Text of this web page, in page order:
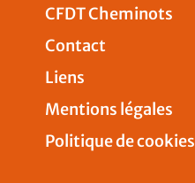
CFDT Cheminots
Contact
Liens
Mentions légales
Politique de cookies